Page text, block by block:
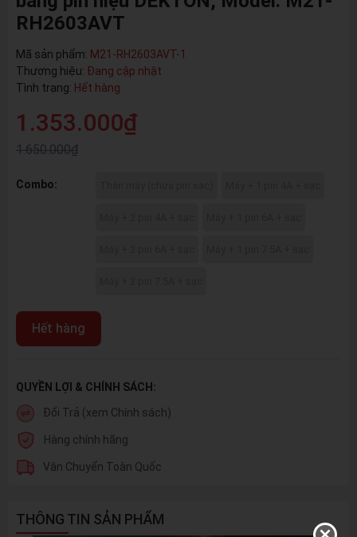
RH2603AVT
Mã sản phẩm: M21-RH2603AVT-1
Thương hiệu: Đang cập nhật
Tình trạng: Hết hàng
1.353.000₫
1.650.000₫
Combo:
Hết hàng
QUYỀN LỢI & CHÍNH SÁCH:
Đổi Trả (xem Chính sách)
Hàng chính hãng
Vận Chuyển Toàn Quốc
THÔNG TIN SẢN PHẨM